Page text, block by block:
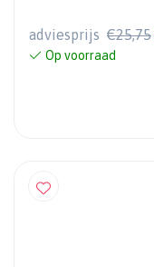
adviesprijs €25,75
Op voorraad